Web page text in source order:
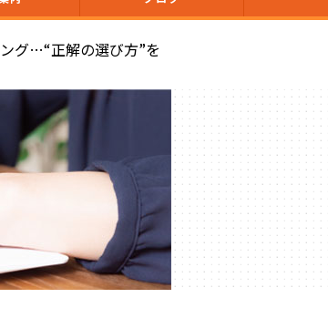
グ…“正解の選び方”を